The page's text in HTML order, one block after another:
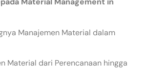
Manajemen Material dalam
Material dari Perencanaan hingga